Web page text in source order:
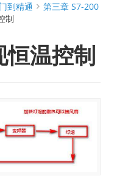
到精通
第三章 S7-200
制
温控制